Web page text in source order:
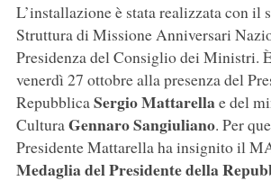
L’installazione è stata realizzata con il
Struttura di Missione Anniversari
Presidenza del Consiglio dei Ministri.
venerdì 27 ottobre alla presenza del
RepubblicaSergio Mattarellae del
CulturaGennaro Sangiuliano. Per
Presidente Mattarella ha insignito il
Medaglia del Presidente della